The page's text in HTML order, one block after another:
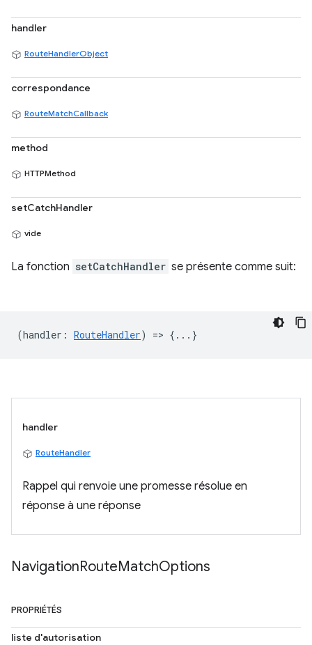
handler
RouteHandlerObject
correspondance
RouteMatchCallback
method
HTTPMethod
setCatchHandler
vide
La fonction setCatchHandler se présente comme suit:
(handler : RouteHandler) => {...}
handler
RouteHandler
Rappel qui renvoie une promesse résolue en
réponse à une réponse
NavigationRouteMatchOptions
PROPRIÉTÉS
liste d'autorisation